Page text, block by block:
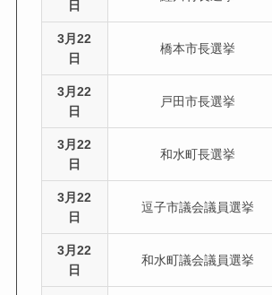
日
3月22
日
橋本市長選挙
3月22
日
戸田市長選挙
3月22
日
和水町長選挙
3月22
日
逗子市議会議員選挙
3月22
日
和水町議会議員選挙